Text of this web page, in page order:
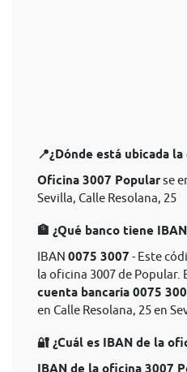
📍¿Dónde está ubicada
Oficina 3007 Popularse
Sevilla, Calle Resolana, 25
🏦 ¿Qué banco tiene
IBAN 0075 3007 - Este
la oficina 3007 de Popular.
cuenta bancaria 0075
en Calle Resolana, 25 en
🔐 ¿Cuál es IBAN de la
IBAN de la oficina 3007